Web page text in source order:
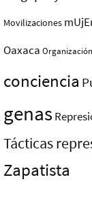
Movilizaciones
Oaxaca Organización
conciencia
genas
Tácticas
Zapatista